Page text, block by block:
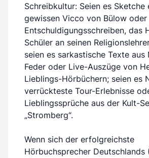
Schreibkultur: Seien es Sketche
gewissen Vicco von Bülow oder
Entschuldigungsschreiben, das
Schüler an seinen
seien es sarkastische Texte aus
Feder oder Live-Auszüge von
Lieblings-Hörbüchern; seien es
verrückteste Tour-Erlebnisse
Lieblingssprüche aus der Kult-
„Stromberg“.
Wenn sich der erfolgreichste
Hörbuchsprecher Deutschlands